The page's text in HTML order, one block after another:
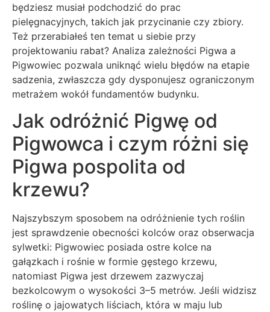
będziesz musiał podchodzić do prac
pielęgnacyjnych, takich jak przycinanie czy zbiory.
Też przerabiałeś ten temat u siebie przy
projektowaniu rabat? Analiza zależności Pigwa a
Pigwowiec pozwala uniknąć wielu błędów na etapie
sadzenia, zwłaszcza gdy dysponujesz ograniczonym
metrażem wokół fundamentów budynku.
Jak odróżnić Pigwę od
Pigwowca i czym różni się
Pigwa pospolita od
krzewu?
Najszybszym sposobem na odróżnienie tych roślin
jest sprawdzenie obecności kolców oraz obserwacja
sylwetki: Pigwowiec posiada ostre kolce na
gałązkach i rośnie w formie gęstego krzewu,
natomiast Pigwa jest drzewem zazwyczaj
bezkolcowym o wysokości 3–5 metrów. Jeśli widzisz
roślinę o jajowatych liściach, która w maju lub